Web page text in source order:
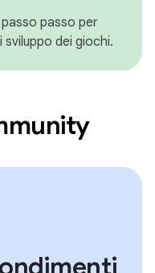
passo per
dei giochi.